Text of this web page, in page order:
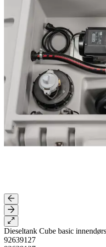
Dieseltank Cube basic
92639127